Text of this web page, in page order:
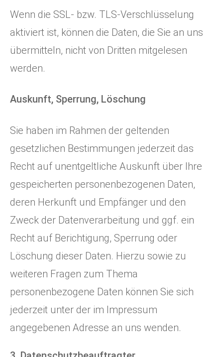
Wenn die SSL- bzw. TLS-Verschlüsselung
aktiviert ist, können die Daten, die Sie an uns
übermitteln, nicht von Dritten mitgelesen
werden.
Auskunft, Sperrung, Löschung
Sie haben im Rahmen der geltenden
gesetzlichen Bestimmungen jederzeit das
Recht auf unentgeltliche Auskunft über Ihre
gespeicherten personenbezogenen Daten,
deren Herkunft und Empfänger und den
Zweck der Datenverarbeitung und ggf. ein
Recht auf Berichtigung, Sperrung oder
Löschung dieser Daten. Hierzu sowie zu
weiteren Fragen zum Thema
personenbezogene Daten können Sie sich
jederzeit unter der im Impressum
angegebenen Adresse an uns wenden.